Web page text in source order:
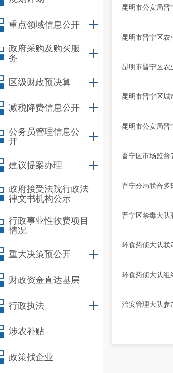
重点领域信息公开
政府采购及购买服
务
区级财政预决算
减税降费信息公开
公务员管理信息公
开
建议提案办理
政府接受法院行政法
律文书机构公示
行政事业性收费项目
情况
重大决策预公开
财政资金直达基层
行政执法
涉农补贴
政策找企业
昆明市公安局晋
昆明市晋宁区农
昆明市晋宁区农
昆明市晋宁区城
昆明市公安局晋
晋宁区市场监督
晋宁分局联合多
晋宁区禁毒大队
环食药侦大队联
环食药侦大队组
治安管理大队参